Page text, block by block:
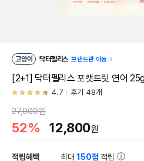
고양이 닥터펠리스 브랜드관 이동
[2+1] 닥터펠리스 포캣트릿 연어 25g
4.7 후기 48개
27,000원
52% 12,800원
적립혜택 최대150점 적립